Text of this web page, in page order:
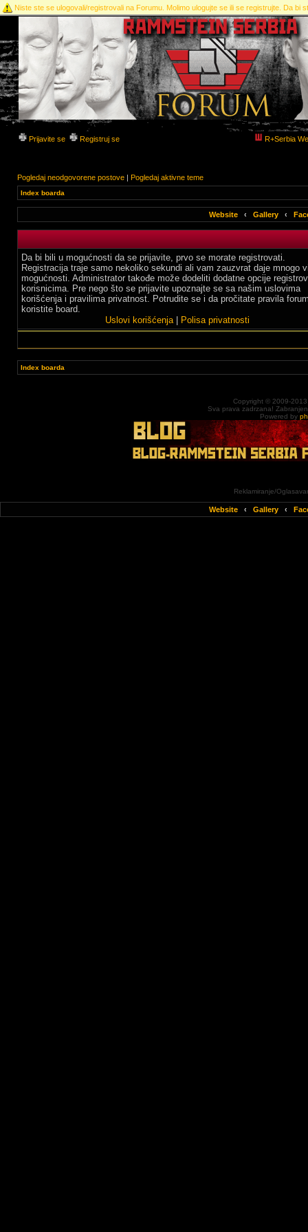
Niste ste se ulogovali/registrovali na Forumu. Molimo ulogujte se ili se registrujte. Da bi
Prijavite se Registruj se R+Serbia
Pogledaj neodgovorene postove | Pogledaj aktivne teme
Index boarda
Website ‹ Gallery ‹
Da bi bili u mogućnosti da se prijavite, prvo se morate registrovati.
Registracija traje samo nekoliko sekundi ali vam zauzvrat daje mnogo
mogućnosti. Administrator takođe može dodeliti dodatne opcije
korisnicima. Pre nego što se prijavite upoznajte se sa našim uslovima
korišćenja i pravilima privatnost. Potrudite se i da pročitate pravila
koristite board.
Uslovi korišćenja| Polisa privatnosti
Index boarda
Copyright © 2009-
Sva prava zadrzana!
Powered by
Reklamiranje/
Website ‹ Gallery ‹